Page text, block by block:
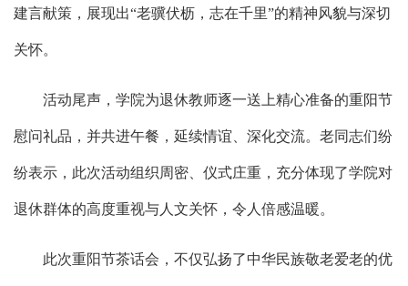
建言献策，展现出“老骥伏枥，志在千里”的精神风貌与深切
关怀。
活动尾声，学院为退休教师逐一送上精心准备的重阳节
慰问礼品，并共进午餐，延续情谊、深化交流。老同志们纷
纷表示，此次活动组织周密、仪式庄重，充分体现了学院对
退休群体的高度重视与人文关怀，令人倍感温暖。
此次重阳节茶话会，不仅弘扬了中华民族敬老爱老的优